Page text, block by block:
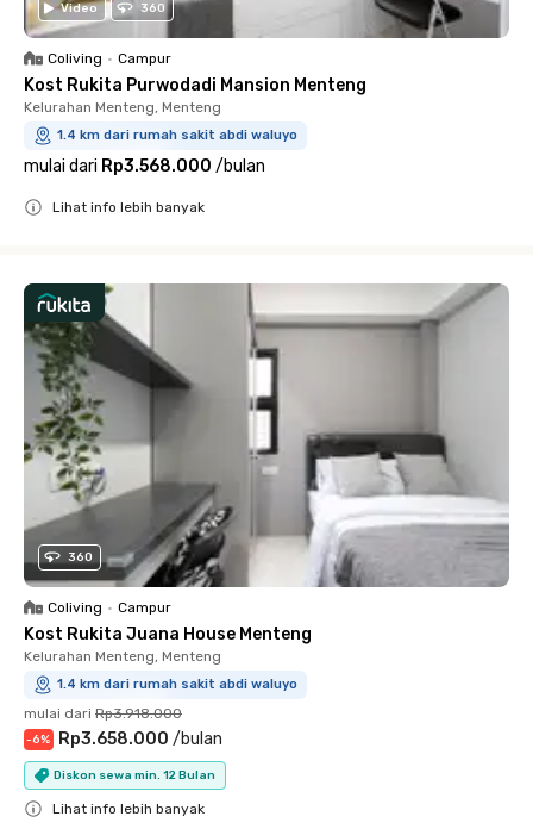
Video 360
Coliving • Campur
Kost Rukita Purwodadi Mansion Menteng
Kelurahan Menteng, Menteng
1.4 km dari rumah sakit abdi waluyo
mulai dari Rp3.568.000 /bulan
Lihat info lebih banyak
360
Coliving • Campur
Kost Rukita Juana House Menteng
Kelurahan Menteng, Menteng
1.4 km dari rumah sakit abdi waluyo
mulai dari Rp3.918.000
-6% Rp3.658.000 /bulan
Diskon sewa min. 12 Bulan
Lihat info lebih banyak